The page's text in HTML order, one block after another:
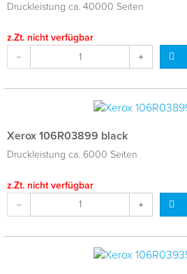
Druckleistung ca. 40000 Seiten
z.Zt. nicht verfügbar
Xerox 106R03899 black
Druckleistung ca. 6000 Seiten
z.Zt. nicht verfügbar